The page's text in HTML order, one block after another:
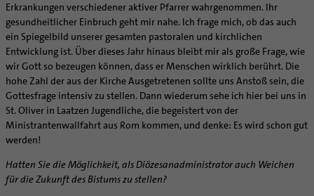
Erkrankungen verschiedener aktiver Pfarrer wahrgenommen. Ihr
gesundheitlicher Einbruch geht mir nahe. Ich frage mich, ob das auch
ein Spiegelbild unserer gesamten pastoralen und kirchlichen
Entwicklung ist. Über dieses Jahr hinaus bleibt mir als große Frage, wie
wir Gott so bezeugen können, dass er Menschen wirklich berührt. Die
hohe Zahl der aus der Kirche Ausgetretenen sollte uns Anstoß sein, die
Gottesfrage intensiv zu stellen. Dann wiederum sehe ich hier bei uns in
St. Oliver in Laatzen Jugendliche, die begeistert von der
Ministrantenwallfahrt aus Rom kommen, und denke: Es wird schon gut
werden!
Hatten Sie die Möglichkeit, als Diö­zesanadministrator auch Weichen
für die Zukunft des Bistums zu stellen?